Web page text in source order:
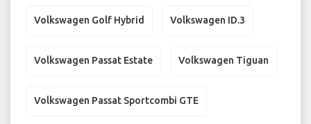
Volkswagen Golf Hybrid Volkswagen ID.3
Volkswagen Passat Estate Volkswagen Tiguan
Volkswagen Passat Sportcombi GTE